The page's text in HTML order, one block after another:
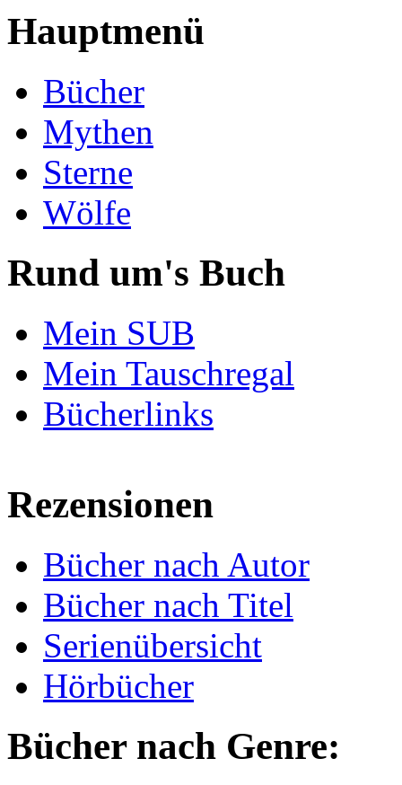
Hauptmenü
Bücher
Mythen
Sterne
Wölfe
Rund um's Buch
Mein SUB
Mein Tauschregal
Bücherlinks
Rezensionen
Bücher nach Autor
Bücher nach Titel
Serienübersicht
Hörbücher
Bücher nach Genre: